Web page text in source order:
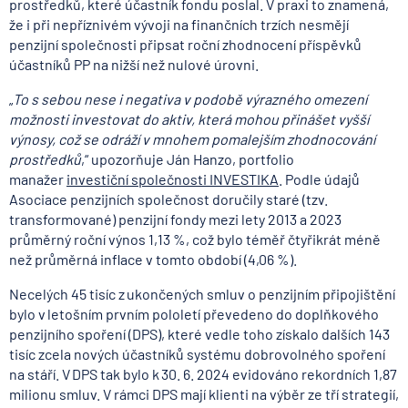
prostředků, které účastník fondu poslal. V praxi to znamená,
že i při nepříznivém vývoji na finančních trzích nesmějí
penzijní společnosti připsat roční zhodnocení příspěvků
účastníků PP na nižší než nulové úrovni.
„To s sebou nese i negativa v podobě výrazného omezení
možnosti investovat do aktiv, která mohou přinášet vyšší
výnosy, což se odráží v mnohem pomalejším zhodnocování
prostředků,“ upozorňuje Ján Hanzo, portfolio
manažer investiční společnosti INVESTIKA . Podle údajů
Asociace penzijních společnost doručily staré (tzv.
transformované) penzijní fondy mezi lety 2013 a 2023
průměrný roční výnos 1,13 %, což bylo téměř čtyřikrát méně
než průměrná inflace v tomto období (4,06 %).
Necelých 45 tisíc z ukončených smluv o penzijním připojištění
bylo v letošním prvním pololetí převedeno do doplňkového
penzijního spoření (DPS), které vedle toho získalo dalších 143
tisíc zcela nových účastníků systému dobrovolného spoření
na stáří. V DPS tak bylo k 30. 6. 2024 evidováno rekordních 1,87
milionu smluv. V rámci DPS mají klienti na výběr ze tří strategií,